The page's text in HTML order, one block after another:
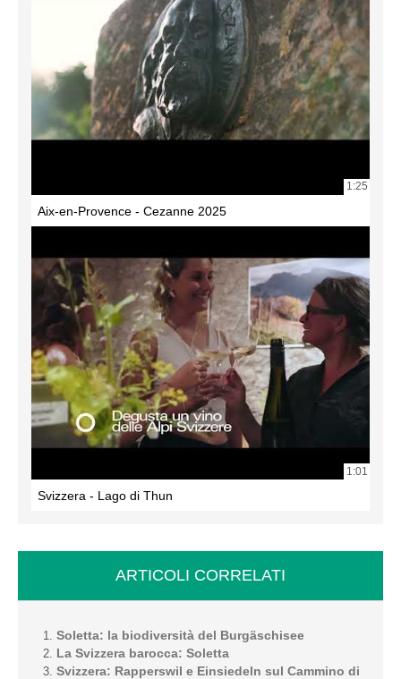
1:25
Aix-en-Provence - Cezanne 2025
1:01
Svizzera - Lago di Thun
ARTICOLI CORRELATI
Soletta: la biodiversità del Burgäschisee
La Svizzera barocca: Soletta
Svizzera: Rapperswil e Einsiedeln sul Cammino di